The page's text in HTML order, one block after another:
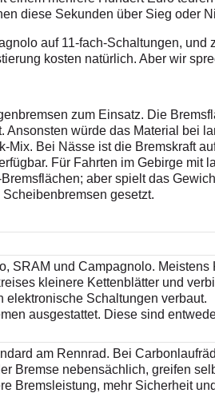
diese Sekunden über Sieg oder
auf 11-fach-Schaltungen, und
kosten natürlich. Aber wir
zum Einsatz. Die
würde das Material bei
Bei Nässe ist die Bremskraft
Für Fahrten im Gebirge mit
aber spielt das
gesetzt.
SRAM und Campagnolo.
kleinere Kettenblätter und
elektronische Schaltungen verbaut.
ausgestattet. Diese sind
am Rennrad. Bei
Bremse nebensächlich, greifen
Bremsleistung, mehr Sicherheit